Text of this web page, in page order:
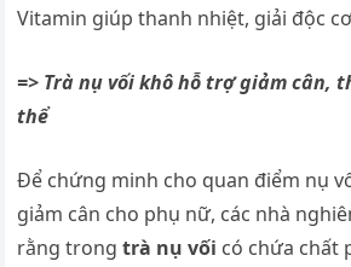
Vitamin giúp thanh nhiệt, giải độc
=> Trà nụ vối khô hỗ trợ giảm cân,
thể
Để chứng minh cho quan điểm nụ
giảm cân cho phụ nữ, các nhà
rằng trongtrà nụ vối có chứa chất